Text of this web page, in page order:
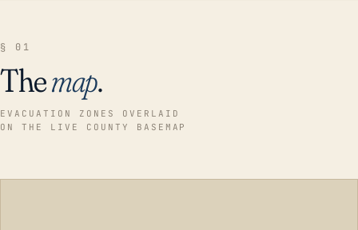
§ 01
Themap.
EVACUATION ZONES OVERLAID
ON THE LIVE COUNTY BASEMAP